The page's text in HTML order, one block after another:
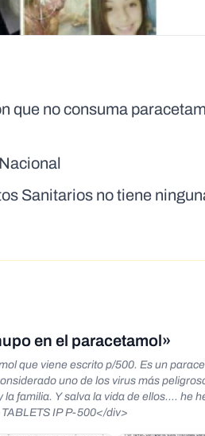
que no consuma
Sanitarios no tiene
en el paracetamol»
que viene escrito p/500. Es un
uno de los virus más
familia. Y salva la vida de ellos.... he
IP P-500</div>